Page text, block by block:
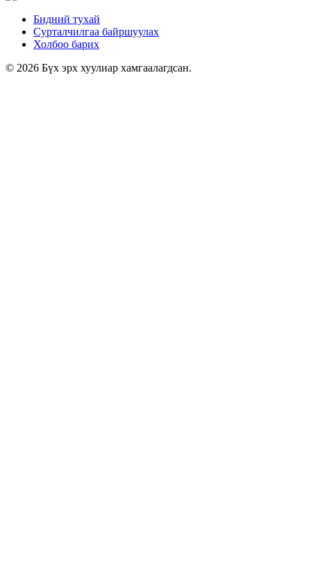
Бидний тухай
Сурталчилгаа байршуулах
Холбоо барих
© 2026 Бүх эрх хуулиар хамгаалагдсан.